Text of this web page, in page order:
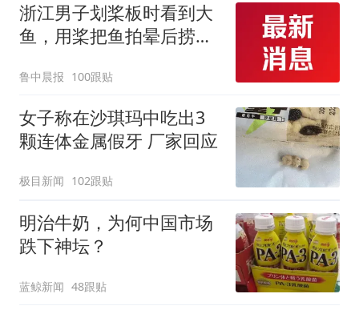
浙江男子划桨板时看到大
鱼，用桨把鱼拍晕后捞
两，做成红烧辣子鱼块，
味道很好
鲁中晨报 100跟贴
女子称在沙琪玛中吃出3
颗连体金属假牙 厂家回应
极目新闻 102跟贴
明治牛奶，为何中国市场
跌下神坛？
蓝鲸新闻 48跟贴